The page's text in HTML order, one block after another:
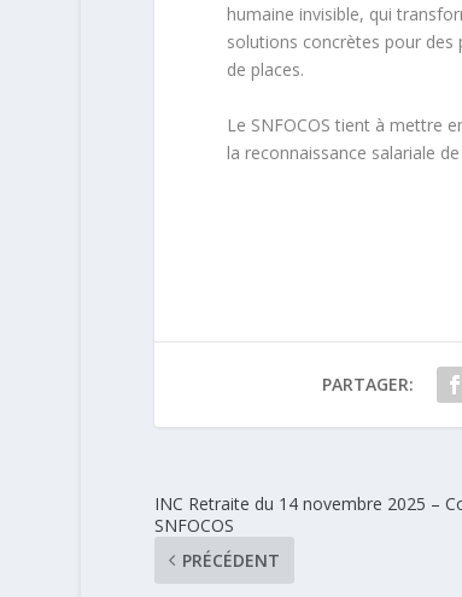
humaine invisible, qui
solutions concrètes pour
de places.
Le SNFOCOS tient à mettre
la reconnaissance salariale
PARTAGER:
INC Retraite du 14 novembre 2025 –
SNFOCOS
PRÉCÉDENT